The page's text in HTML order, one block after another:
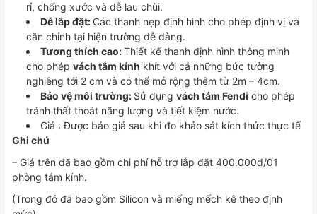
rỉ, chống xước và dễ lau chùi.
Dễ lắp đặt: Các thanh nẹp định hình cho phép định vị và
căn chỉnh tại hiện trường dễ dàng.
Tương thích cao:Thiết kế thanh định hình thông minh
cho phép vách tắm kính khít với cả những bức tường
nghiêng tới 2 cm và có thể mở rộng thêm từ 2m – 4cm.
Bảo vệ môi trường: Sử dụng vách tắm Fendi cho phép
tránh thất thoát năng lượng và tiết kiệm nước.
Giá : Được báo giá sau khi đo khảo sát kích thức thực tế
Ghi chú
– Giá trên đã bao gồm chi phí hỗ trợ lắp đặt 400.000đ/01
phòng tắm kính.
(Trong đó đã bao gồm Silicon và miếng mếch kê theo định